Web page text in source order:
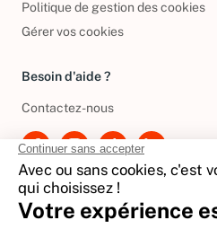
Politique de gestion des cookies
Gérer vos cookies
Besoin d'aide ?
Contactez-nous
International
🇪🇸Espagne